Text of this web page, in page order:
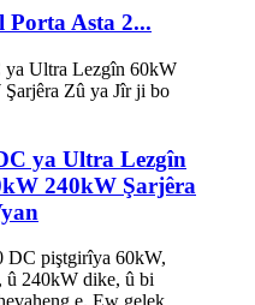
Asta 2...
ya Ultra Lezgîn
240kW Şarjêra
DC piştgirîya 60kW,
û 240kW dike, û bi